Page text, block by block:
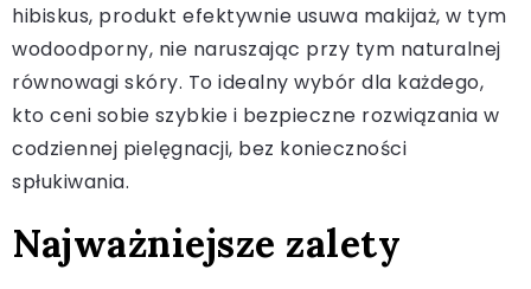
hibiskus, produkt efektywnie usuwa makijaż, w tym
wodoodporny, nie naruszając przy tym naturalnej
równowagi skóry. To idealny wybór dla każdego,
kto ceni sobie szybkie i bezpieczne rozwiązania w
codziennej pielęgnacji, bez konieczności
spłukiwania.
Najważniejsze zalety